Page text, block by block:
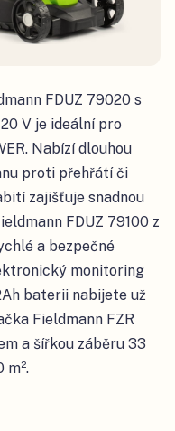
FDUZ 79020 s
V je ideální pro
Nabízí dlouhou
proti přehřátí či
zajišťuje snadnou
FDUZ 79100 z
a bezpečné
monitoring
baterii nabijete už
Fieldmann FZR
a šířkou záběru 33
m².